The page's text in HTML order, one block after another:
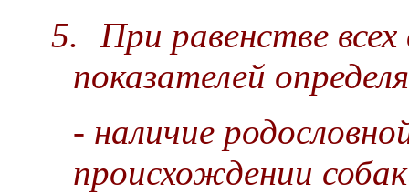
5.
При равенстве
показателей
- наличие
происхождении